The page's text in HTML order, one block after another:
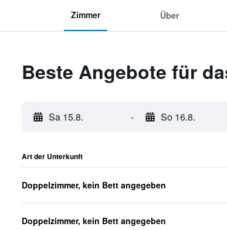
Zimmer Über
Beste Angebote für
Sa 15.8. - So 16.8.
Art der Unterkunft
Doppelzimmer, kein Bett angegeben
Doppelzimmer, kein Bett angegeben